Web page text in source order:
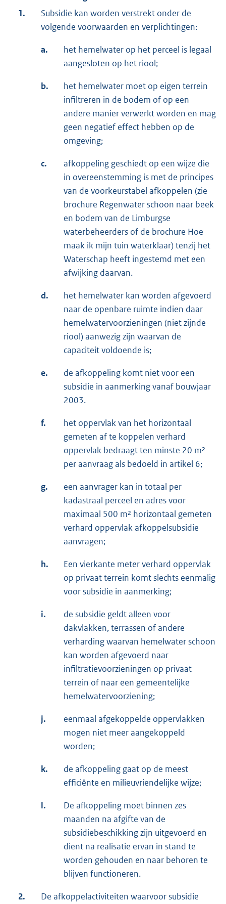
1.
Subsidie kan worden verstrekt onder de
volgende voorwaarden en verplichtingen:
a.
het hemelwater op het perceel is legaal
aangesloten op het riool;
b.
het hemelwater moet op eigen terrein
infiltreren in de bodem of op een
andere manier verwerkt worden en mag
geen negatief effect hebben op de
omgeving;
c.
afkoppeling geschiedt op een wijze die
in overeenstemming is met de principes
van de voorkeurstabel afkoppelen (zie
brochure Regenwater schoon naar beek
en bodem van de Limburgse
waterbeheerders of de brochure Hoe
maak ik mijn tuin waterklaar) tenzij het
Waterschap heeft ingestemd met een
afwijking daarvan.
d.
het hemelwater kan worden afgevoerd
naar de openbare ruimte indien daar
hemelwatervoorzieningen (niet zijnde
riool) aanwezig zijn waarvan de
capaciteit voldoende is;
e.
de afkoppeling komt niet voor een
subsidie in aanmerking vanaf bouwjaar
2003.
f.
het oppervlak van het horizontaal
gemeten af te koppelen verhard
oppervlak bedraagt ten minste 20 m²
per aanvraag als bedoeld in artikel 6;
g.
een aanvrager kan in totaal per
kadastraal perceel en adres voor
maximaal 500 m² horizontaal gemeten
verhard oppervlak afkoppelsubsidie
aanvragen;
h.
Een vierkante meter verhard oppervlak
op privaat terrein komt slechts eenmalig
voor subsidie in aanmerking;
i.
de subsidie geldt alleen voor
dakvlakken, terrassen of andere
verharding waarvan hemelwater schoon
kan worden afgevoerd naar
infiltratievoorzieningen op privaat
terrein of naar een gemeentelijke
hemelwatervoorziening;
j.
eenmaal afgekoppelde oppervlakken
mogen niet meer aangekoppeld
worden;
k.
de afkoppeling gaat op de meest
efficiënte en milieuvriendelijke wijze;
l.
De afkoppeling moet binnen zes
maanden na afgifte van de
subsidiebeschikking zijn uitgevoerd en
dient na realisatie ervan in stand te
worden gehouden en naar behoren te
blijven functioneren.
2.
De afkoppelactiviteiten waarvoor subsidie